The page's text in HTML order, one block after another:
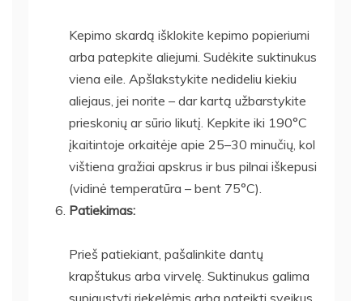
Kepimo skardą išklokite kepimo popieriumi
arba patepkite aliejumi. Sudėkite suktinukus
viena eile. Apšlakstykite nedideliu kiekiu
aliejaus, jei norite – dar kartą užbarstykite
prieskonių ar sūrio likutį. Kepkite iki 190°C
įkaitintoje orkaitėje apie 25–30 minučių, kol
vištiena gražiai apskrus ir bus pilnai iškepusi
(vidinė temperatūra – bent 75°C).
Patiekimas:
Prieš patiekiant, pašalinkite dantų
krapštukus arba virvelę. Suktinukus galima
supjaustyti riekelėmis arba pateikti sveikus.